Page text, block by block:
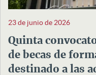
23 de junio de 2026
Quinta
de becas de
destinado a las